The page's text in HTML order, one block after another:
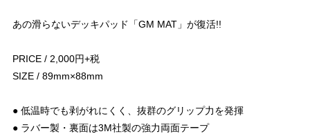
あの滑らないデッキパッド「GM MAT」が復活!!
PRICE / 2,000円+税
SIZE / 89mm×88mm
● 低温時でも剥がれにくく、抜群のグリップ力を発揮
● ラバー製・裏面は3M社製の強力両面テープ